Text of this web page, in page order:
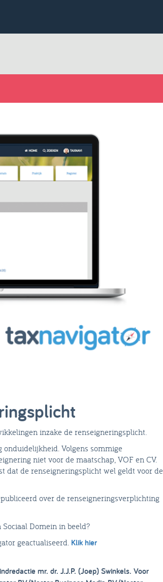
inzake de renseigneringsplicht.
onduidelijkheid. Volgens sommige
niet voor de maatschap, VOF en CV.
dat de renseigneringsplicht wel geldt voor de
over de renseigneringsverplichting
Domein in beeld?
geactualiseerd. Klik hier
mr. dr. J.J.P. (Joep) Swinkels. Voor